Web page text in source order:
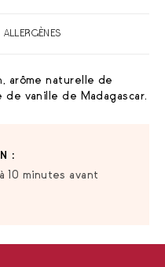
ALLERGÈNES
arôme naturelle de
vanille de Madagascar.
:
10 minutes avant